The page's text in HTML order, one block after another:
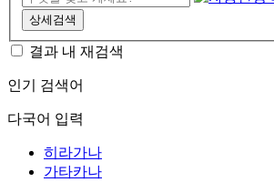
상세검색
결과 내 재검색
인기 검색어
다국어 입력
히라가나
가타카나